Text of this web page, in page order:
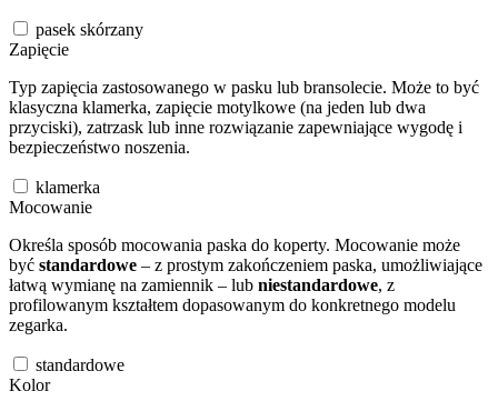
pasek skórzany
Zapięcie
Typ zapięcia zastosowanego w pasku lub bransolecie. Może to być
klasyczna klamerka, zapięcie motylkowe (na jeden lub dwa
przyciski), zatrzask lub inne rozwiązanie zapewniające wygodę i
bezpieczeństwo noszenia.
klamerka
Mocowanie
Określa sposób mocowania paska do koperty. Mocowanie może
być standardowe – z prostym zakończeniem paska, umożliwiające
łatwą wymianę na zamiennik – lub niestandardowe, z
profilowanym kształtem dopasowanym do konkretnego modelu
zegarka.
standardowe
Kolor